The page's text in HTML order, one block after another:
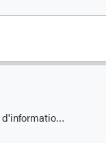
des émetteurs étrangers